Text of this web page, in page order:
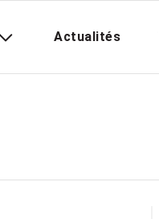
Actualités